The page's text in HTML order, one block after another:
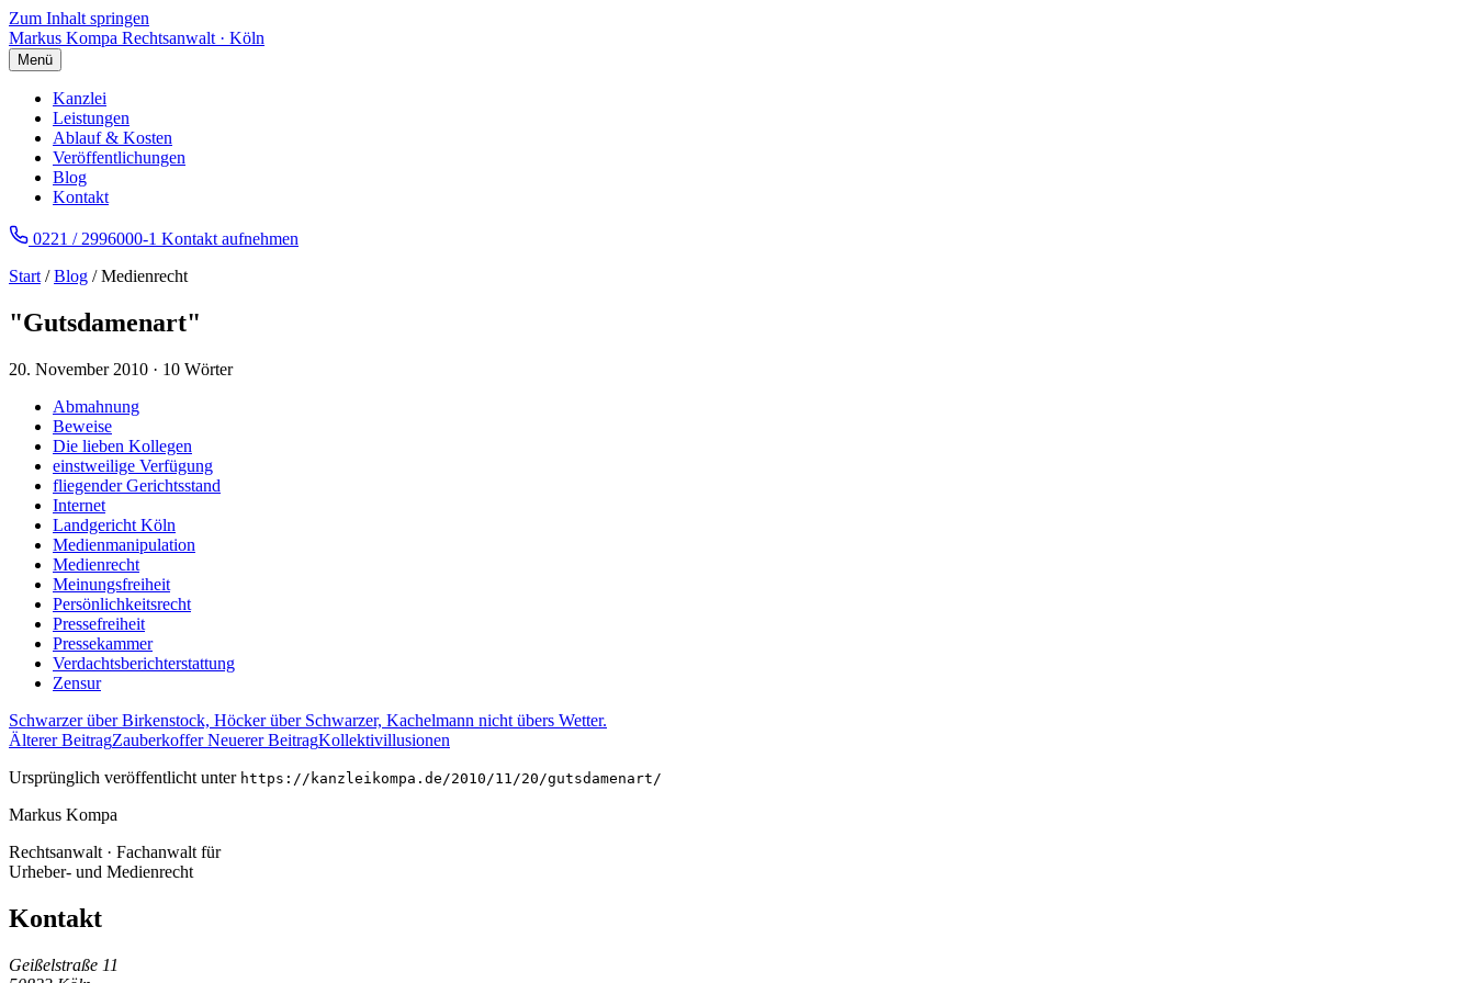
Zum Inhalt springen
Markus Kompa Rechtsanwalt · Köln
Menü
Kanzlei
Leistungen
Ablauf & Kosten
Veröffentlichungen
Blog
Kontakt
0221 / 2996000-1 Kontakt aufnehmen
Start /Blog / Medienrecht
"Gutsdamenart"
20. November 2010 · 10 Wörter
Abmahnung
Beweise
Die lieben Kollegen
einstweilige Verfügung
fliegender Gerichtsstand
Internet
Landgericht Köln
Medienmanipulation
Medienrecht
Meinungsfreiheit
Persönlichkeitsrecht
Pressefreiheit
Pressekammer
Verdachtsberichterstattung
Zensur
Schwarzer über Birkenstock, Höcker über Schwarzer, Kachelmann nicht übers Wetter.
Älterer BeitragZauberkofferNeuerer BeitragKollektivillusionen
Ursprünglich veröffentlicht unter https://kanzleikompa.de/2010/11/20/gutsdamenart/
Markus Kompa
Rechtsanwalt · Fachanwalt für
Urheber- und Medienrecht
Kontakt
Geißelstraße 11